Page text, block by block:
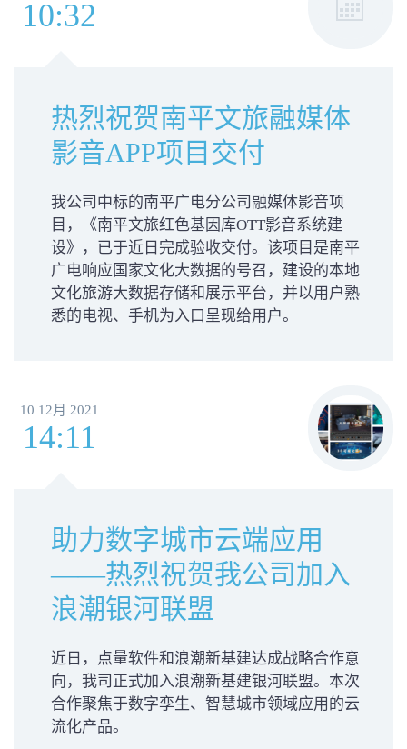
10:32
热烈祝贺南平文旅融媒体
影音APP项目交付
我公司中标的南平广电分公司融媒体影音项
目，《南平文旅红色基因库OTT影音系统建
设》，已于近日完成验收交付。该项目是南平
广电响应国家文化大数据的号召，建设的本地
文化旅游大数据存储和展示平台，并以用户熟
悉的电视、手机为入口呈现给用户。
10 12月 2021
14:11
助力数字城市云端应用
——热烈祝贺我公司加入
浪潮银河联盟
近日，点量软件和浪潮新基建达成战略合作意
向，我司正式加入浪潮新基建银河联盟。本次
合作聚焦于数字孪生、智慧城市领域应用的云
流化产品。